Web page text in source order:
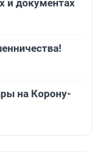
и документах
на Корону-